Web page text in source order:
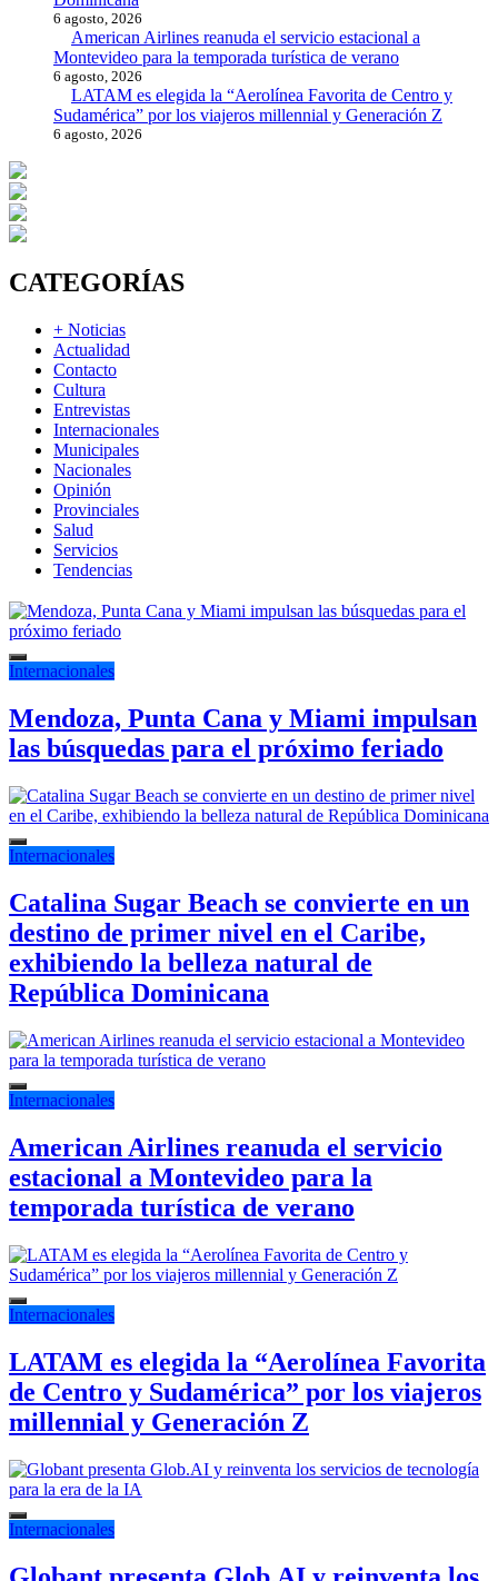
6 agosto, 2026
American Airlines reanuda el servicio estacional a
Montevideo para la temporada turística de verano
6 agosto, 2026
LATAM es elegida la “Aerolínea Favorita de Centro y
Sudamérica” por los viajeros millennial y Generación Z
6 agosto, 2026
CATEGORÍAS
+ Noticias
Actualidad
Contacto
Cultura
Entrevistas
Internacionales
Municipales
Nacionales
Opinión
Provinciales
Salud
Servicios
Tendencias
Internacionales
Mendoza, Punta Cana y Miami impulsan
las búsquedas para el próximo feriado
Internacionales
Catalina Sugar Beach se convierte en un
destino de primer nivel en el Caribe,
exhibiendo la belleza natural de
República Dominicana
Internacionales
American Airlines reanuda el servicio
estacional a Montevideo para la
temporada turística de verano
Internacionales
LATAM es elegida la “Aerolínea Favorita
de Centro y Sudamérica” por los viajeros
millennial y Generación Z
Internacionales